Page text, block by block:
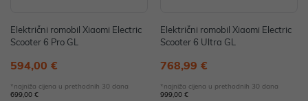
Električni romobil Xiaomi Electric
Scooter 6 Pro GL
594,00 €
*najniža cijena u prethodnih 30 dana
699,00 €
Električni romobil Xiaomi Electric
Scooter 6 Ultra GL
768,99 €
*najniža cijena u prethodnih 30 dana
999,00 €